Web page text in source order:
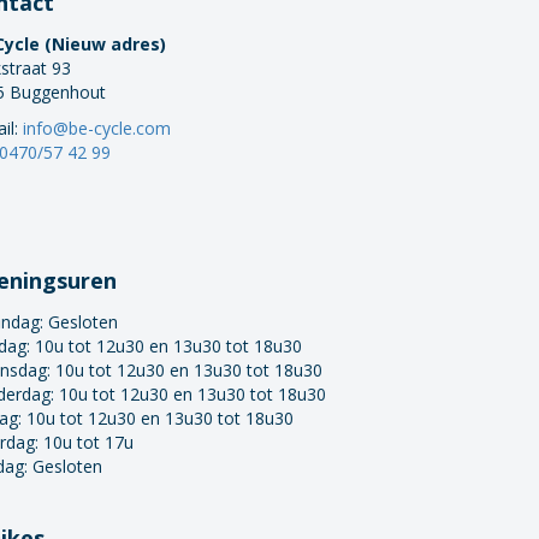
(Nieuw adres)
93
Buggenhout
info@be-cycle.com
0470/57 42 99
Gesloten
10u tot 12u30 en 13u30 tot 18u30
10u tot 12u30 en 13u30 tot 18u30
10u tot 12u30 en 13u30 tot 18u30
10u tot 12u30 en 13u30 tot 18u30
10u tot 17u
Gesloten